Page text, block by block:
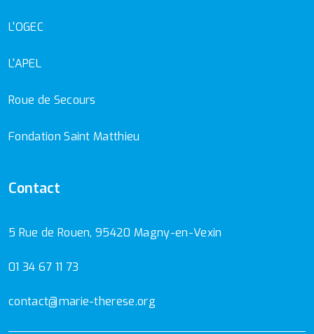
L'OGEC
L'APEL
Roue de Secours
Fondation Saint Matthieu
Contact
5 Rue de Rouen, 95420 Magny-en-Vexin
01 34 67 11 73
contact@marie-therese.org